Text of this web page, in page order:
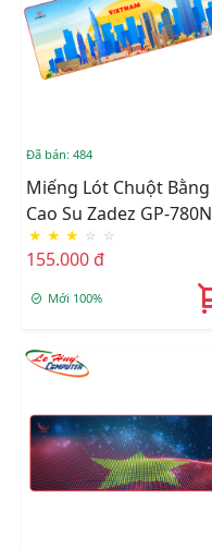
Đã bán: 484
Miếng Lót Chuột Bằng
Cao Su Zadez GP-780N
(Xanh)
★ ★ ★ ☆ ☆
155.000 đ
Mới 100%